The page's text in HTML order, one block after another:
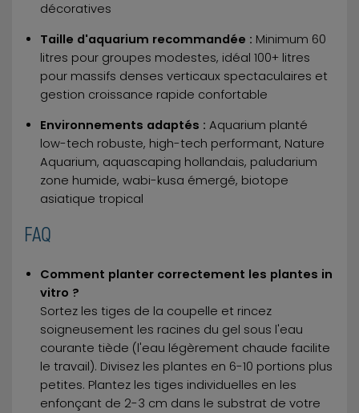
décoratives
Taille d'aquarium recommandée : Minimum 60
litres pour groupes modestes, idéal 100+ litres
pour massifs denses verticaux spectaculaires et
gestion croissance rapide confortable
Environnements adaptés : Aquarium planté
low-tech robuste, high-tech performant, Nature
Aquarium, aquascaping hollandais, paludarium
zone humide, wabi-kusa émergé, biotope
asiatique tropical
FAQ
Comment planter correctement les plantes in
vitro ?
Sortez les tiges de la coupelle et rincez
soigneusement les racines du gel sous l'eau
courante tiède (l'eau légèrement chaude facilite
le travail). Divisez les plantes en 6-10 portions plus
petites. Plantez les tiges individuelles en les
enfonçant de 2-3 cm dans le substrat de votre